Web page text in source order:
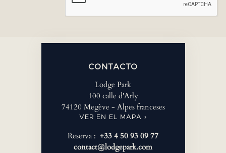
CONTACTO
Lodge Park
100 calle d'Arly
74120 Megève - Alpes franceses
VER EN EL MAPA ›
Reserva : +33 4 50 93 09 77
contact@lodgepark.com